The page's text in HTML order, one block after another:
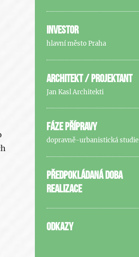
INVESTOR
hlavní město Praha
ARCHITEKT / PROJEKTANT
Jan Kasl Architekti
FÁZE PŘÍPRAVY
dopravně-urbanistická studie
PŘEDPOKLÁDANÁ DOBA
REALIZACE
ODKAZY